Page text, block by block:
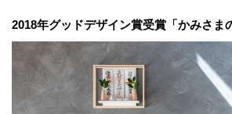
2018年グッドデザイン賞受賞「かみさま